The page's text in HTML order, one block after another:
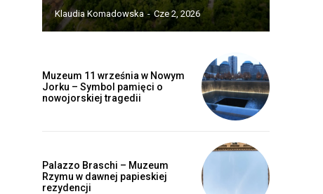
Klaudia Komadowska - Cze 2, 2026
Muzeum 11 września w Nowym
Jorku – Symbol pamięci o
nowojorskiej tragedii
Palazzo Braschi – Muzeum
Rzymu w dawnej papieskiej
rezydencji